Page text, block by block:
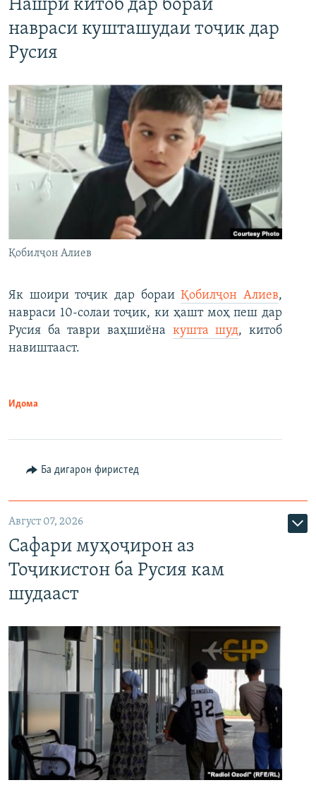
Нашри китоб дар бораи
навраси кушташудаи тоҷик дар
Русия
Қобилҷон Алиев
Як шоири тоҷик дар бораиҚобилҷон Алиев,
навраси 10-солаи тоҷик, ки ҳашт моҳ пеш дар
Русия ба таври ваҳшиёна кушта шуд, китоб
навиштааст.
Идома
Ба дигарон фиристед
Август 07, 2026
Сафари муҳоҷирон аз
Тоҷикистон ба Русия кам
шудааст